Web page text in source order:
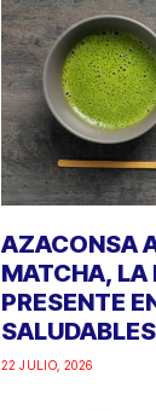
AZACONSA
MATCHA, LA
PRESENTE
SALUDABLES
22 JULIO, 2026